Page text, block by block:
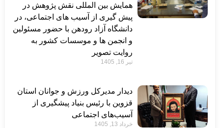
همایش بین المللی نقش پژوهش در
پیش گیری از آسیب های اجتماعی، در
دانشگاه آزاد رودهن با حضور مسئولین
و انجمن ها و موسسات کشور به
روایت تصویر
تیر 16, 1405
دیدار مدیرکل ورزش و جوانان استان
قزوین با رئیس بنیاد پیشگیری از
آسیب‌های اجتماعی
خرداد 13, 1405